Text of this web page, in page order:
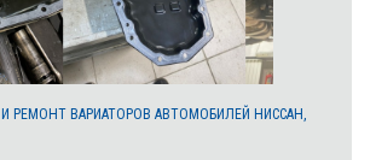
РЕМОНТ ВАРИАТОРОВ АВТОМОБИЛЕЙ НИССАН,